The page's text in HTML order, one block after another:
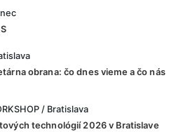
obrana: čo dnes vieme a čo nás
/ Bratislava
technológií 2026 v Bratislave